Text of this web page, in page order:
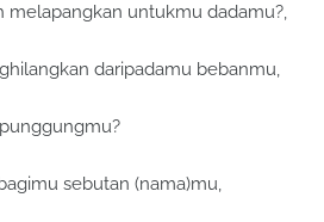
melapangkan untukmu dadamu?,
daripadamu bebanmu,
sebutan (nama)mu,